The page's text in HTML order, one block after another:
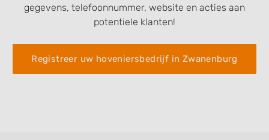
gegevens, telefoonnummer, website en acties aan
potentiele klanten!
Registreer uw hoveniersbedrijf in Zwanenburg